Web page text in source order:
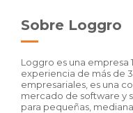
Sobre Loggro
Loggro es una empresa
experiencia de más de
empresariales, es una
mercado de software y
para pequeñas,